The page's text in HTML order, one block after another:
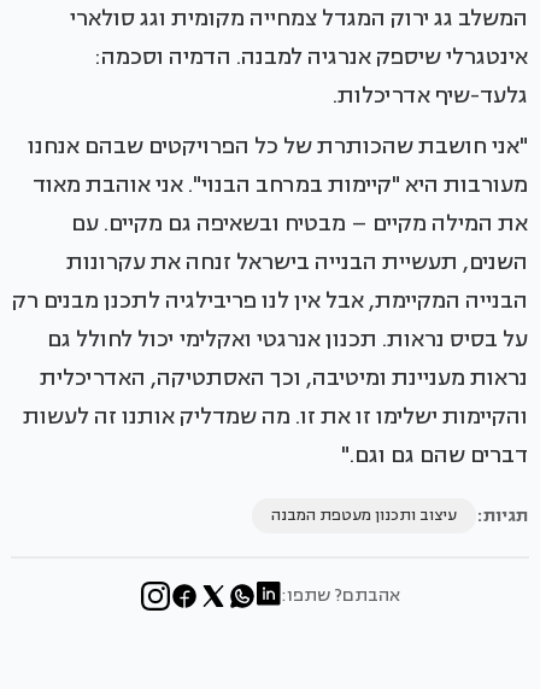
המשלב גג ירוק המגדל צמחייה מקומית וגג סולארי
אינטגרלי שיספק אנרגיה למבנה. הדמיה וסכמה:
גלעד-שיף אדריכלות.
"אני חושבת שהכותרת של כל הפרויקטים שבהם אנחנו
מעורבות היא "קיימות במרחב הבנוי". אני אוהבת מאוד
את המילה מקיים – מבטיח ובשאיפה גם מקיים. עם
השנים, תעשיית הבנייה בישראל זנחה את עקרונות
הבנייה המקיימת, אבל אין לנו פריבילגיה לתכנן מבנים רק
על בסיס נראות. תכנון אנרגטי ואקלימי יכול לחולל גם
נראות מעניינת ומיטיבה, וכך האסתטיקה, האדריכלית
והקיימות ישלימו זו את זו. מה שמדליק אותנו זה לעשות
דברים שהם גם וגם."
תגיות: עיצוב ותכנון מעטפת המבנה
אהבתם? שתפו: